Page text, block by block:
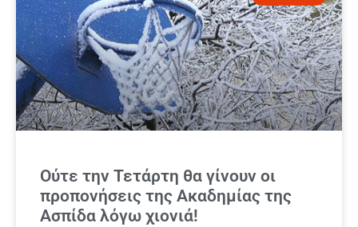
Ούτε την Τετάρτη θα γίνουν οι
προπονήσεις της Ακαδημίας της
Ασπίδα λόγω χιονιά!